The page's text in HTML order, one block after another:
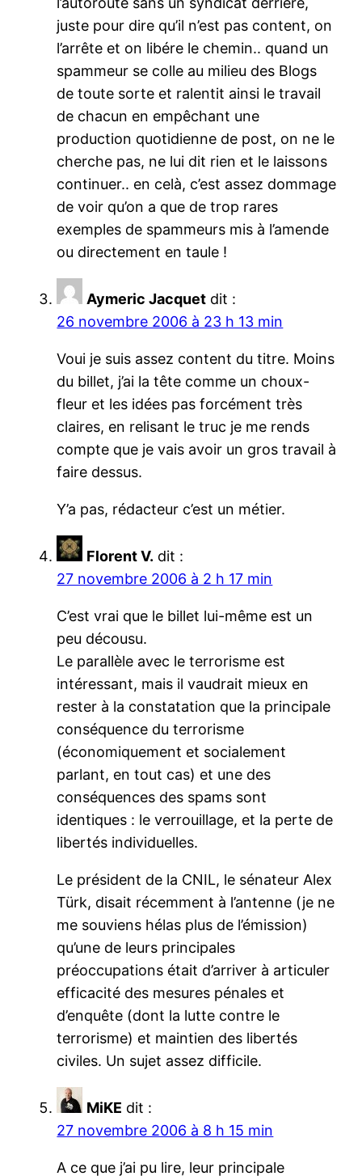
juste pour dire qu’il n’est pas content, on
l’arrête et on libére le chemin.. quand un
spammeur se colle au milieu des Blogs
de toute sorte et ralentit ainsi le travail
de chacun en empêchant une
production quotidienne de post, on ne le
cherche pas, ne lui dit rien et le laissons
continuer.. en celà, c’est assez dommage
de voir qu’on a que de trop rares
exemples de spammeurs mis à l’amende
ou directement en taule !
Aymeric Jacquet dit :
26 novembre 2006 à 23 h 13 min
Voui je suis assez content du titre. Moins
du billet, j’ai la tête comme un choux-
fleur et les idées pas forcément très
claires, en relisant le truc je me rends
compte que je vais avoir un gros travail à
faire dessus.
Y’a pas, rédacteur c’est un métier.
Florent V. dit :
27 novembre 2006 à 2 h 17 min
C’est vrai que le billet lui-même est un
peu décousu.
Le parallèle avec le terrorisme est
intéressant, mais il vaudrait mieux en
rester à la constatation que la principale
conséquence du terrorisme
(économiquement et socialement
parlant, en tout cas) et une des
conséquences des spams sont
identiques : le verrouillage, et la perte de
libertés individuelles.
Le président de la CNIL, le sénateur Alex
Türk, disait récemment à l’antenne (je ne
me souviens hélas plus de l’émission)
qu’une de leurs principales
préoccupations était d’arriver à articuler
efficacité des mesures pénales et
d’enquête (dont la lutte contre le
terrorisme) et maintien des libertés
civiles. Un sujet assez difficile.
MiKE dit :
27 novembre 2006 à 8 h 15 min
A ce que j’ai pu lire, leur principale